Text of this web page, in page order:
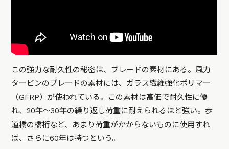
この強力な耐久性の秘密は、ブレードの素材にある。風力
タービンのブレードの素材には、ガラス繊維強化ポリマー
（GFRP）が使われている。この素材は高価で耐久性に優
れ、20年〜30年の繰り返し荷重に耐えられるほど強い。歩
道橋の橋桁など、あまり荷重がかからないものに使用すれ
ば、さらに60年は持つという。